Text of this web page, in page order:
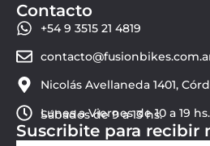
Contacto
+54 9 3515 21 4819
Nicolás Avellaneda 1401,
Lunes a Viernes de 10 a 19 hs.
Sábados de 9 a 13 hs.
Suscribite para recibir